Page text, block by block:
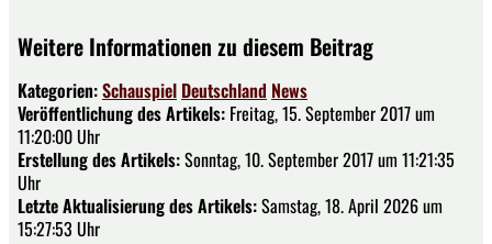
Weitere Informationen zu diesem Beitrag
Kategorien:Schauspiel Deutschland News
Veröffentlichung des Artikels: Freitag, 15. September 2017 um
11:20:00 Uhr
Erstellung des Artikels:Sonntag, 10. September 2017 um 11:21:35
Uhr
Letzte Aktualisierung des Artikels:Samstag, 18. April 2026 um
15:27:53 Uhr